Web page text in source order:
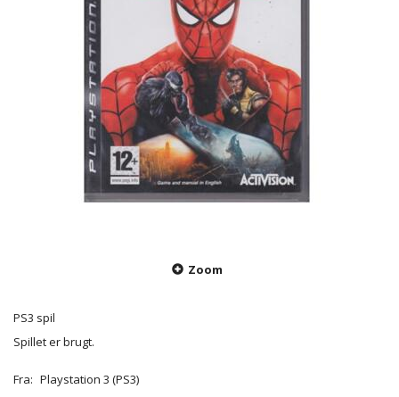
Zoom
PS3 spil
Spillet er brugt.
Fra: Playstation 3 (PS3)